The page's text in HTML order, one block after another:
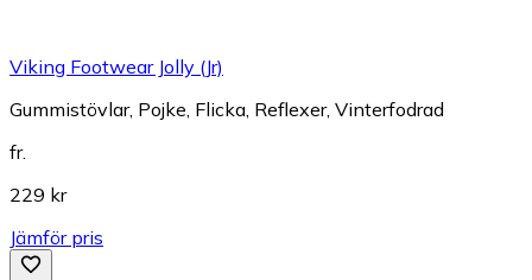
Viking Footwear Jolly (Jr)
Gummistövlar, Pojke, Flicka, Reflexer, Vinterfodrad
fr.
229 kr
Jämför pris